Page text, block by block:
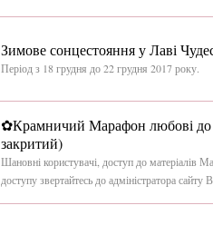
Зимове сонцестояння у Лаві
Період з 18 грудня до 22 грудня 2017 року.
✿Крамничий Марафон любові до
закритий)
Шановні користувачі, доступ до матеріалів
доступу звертайтесь до адміністратора сайту